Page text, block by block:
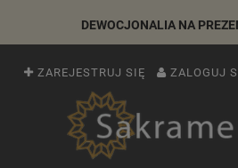
DEWOCJONALIA NA
ZAREJESTRUJ SIĘ ZALOGUJ